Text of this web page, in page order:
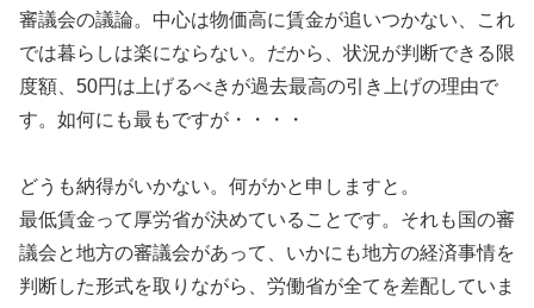
審議会の議論。中心は物価高に賃金が追いつかない、これ
では暮らしは楽にならない。だから、状況が判断できる限
度額、50円は上げるべきが過去最高の引き上げの理由で
す。如何にも最もですが・・・・
どうも納得がいかない。何がかと申しますと。
最低賃金って厚労省が決めていることです。それも国の審
議会と地方の審議会があって、いかにも地方の経済事情を
判断した形式を取りながら、労働省が全てを差配していま